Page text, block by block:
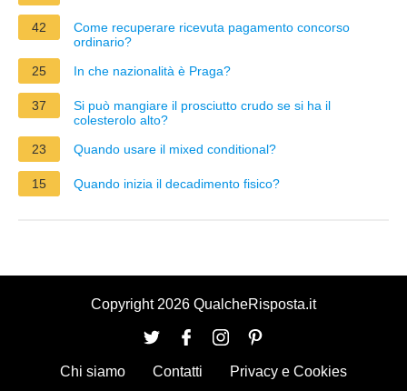
42
Come recuperare ricevuta pagamento concorso
ordinario?
25
In che nazionalità è Praga?
37
Si può mangiare il prosciutto crudo se si ha il
colesterolo alto?
23
Quando usare il mixed conditional?
15 Quando inizia il decadimento fisico?
Copyright 2026 QualcheRisposta.it
Chi siamo Contatti Privacy e Cookies